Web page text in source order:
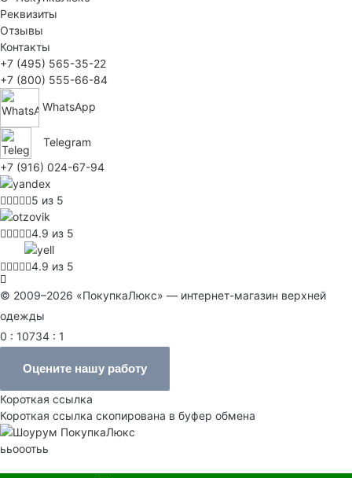
Реквизиты
Отзывы
Контакты
+7 (495) 565-35-22
+7 (800) 555-66-84
WhatsApp
Telegram
+7 (916) 024-67-94
5 из 5
4.9 из 5
4.9 из 5
© 2009–2026 «ПокупкаЛюкс» — интернет-магазин верхней
одежды
0 : 10734 : 1
Оцените нашу работу
Короткая ссылка
Короткая ссылка скопирована в буфер обмена
ььооотьь